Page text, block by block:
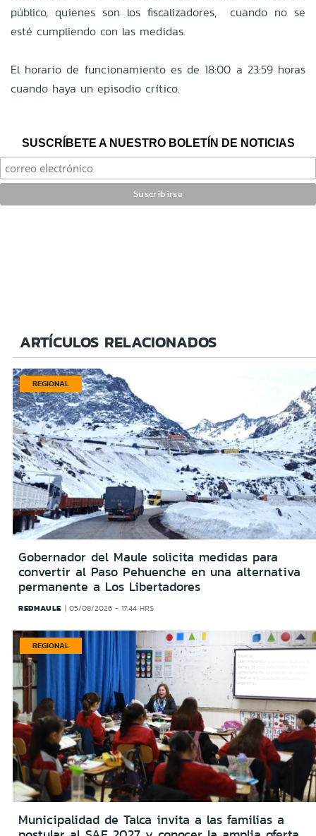
público, quienes son los fiscalizadores, cuando no se
esté cumpliendo con las medidas.
El horario de funcionamiento es de 18:00 a 23:59 horas
cuando haya un episodio crítico.
SUSCRÍBETE A NUESTRO BOLETÍN DE NOTICIAS
ARTÍCULOS RELACIONADOS
REGIONAL
Gobernador del Maule solicita medidas para
convertir al Paso Pehuenche en una alternativa
permanente a Los Libertadores
REDMAULE 05/08/2026 - 17:44 HRS
REGIONAL
Municipalidad de Talca invita a las familias a